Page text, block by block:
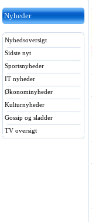
Nyheder
Nyhedsoversigt
Sidste nyt
Sportsnyheder
IT nyheder
Økonominyheder
Kulturnyheder
Gossip og sladder
TV oversigt